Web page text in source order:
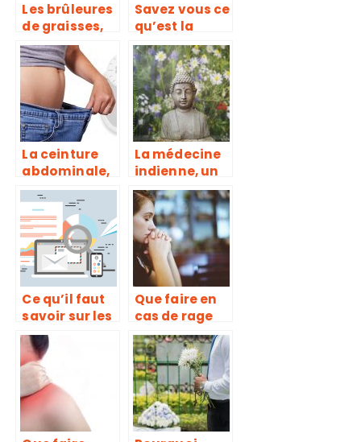
Les brûleures
de graisses,
de véritables
compléments
alimentaires
pour
déstockage
des graisses
Savez vous ce
qu’est la
cruralgie ?
La ceinture
abdominale,
pour
échapper aux
formes
disgracieuses
La médecine
indienne, un
vrai creuset
de guérison
Ce qu’il faut
savoir sur les
pharmacies
en ligne
Que faire en
cas de rage
de dents?